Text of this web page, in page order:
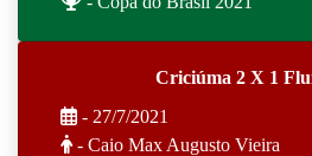
Criciúma 2 X 1
- 27/7/2021
- Caio Max Augusto Vieira